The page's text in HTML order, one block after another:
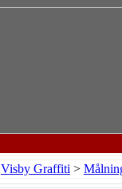
Visby Graffiti >